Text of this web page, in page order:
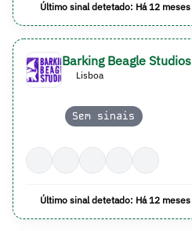
Último sinal detetado: Há 12 meses
Barking Beagle Studios
Lisboa
Sem sinais
Último sinal detetado: Há 12 meses